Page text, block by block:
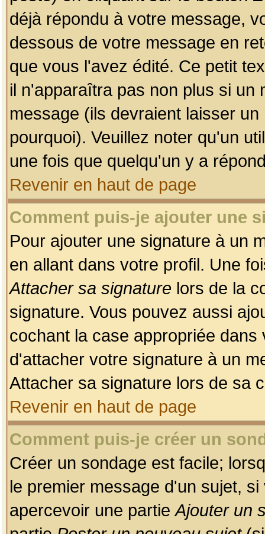
déjà répondu à votre message,
dessous de votre message en
que vous l'avez édité. Ce petit
il n'apparaîtra pas non plus si un
message (ils devraient laisser
pourquoi). Veuillez noter qu'un
une fois que quelqu'un y a
Revenir en haut de page
Comment puis-je ajouter une
Pour ajouter une signature à un
en allant dans votre profil. Une
Attacher sa signature lors de la
signature. Vous pouvez aussi
cochant la case appropriée
d'attacher votre signature à un
Attacher sa signature lors de sa
Revenir en haut de page
Comment puis-je créer un
Créer un sondage est facile;
le premier message d'un sujet,
apercevoir une partieAjouter un